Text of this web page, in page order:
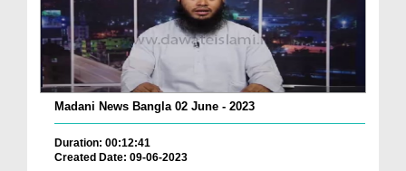
Madani News Bangla 02 June - 2023
Duration: 00:12:41
Created Date: 09-06-2023